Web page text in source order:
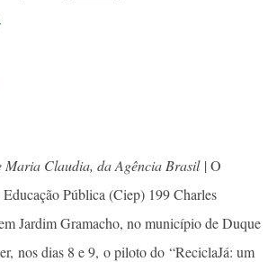
Maria Claudia, da Agência Brasil| O
Pública (Ciep) 199 Charles
Jardim Gramacho, no município de Duque
nos dias 8 e 9, o piloto do “ReciclaJá: um